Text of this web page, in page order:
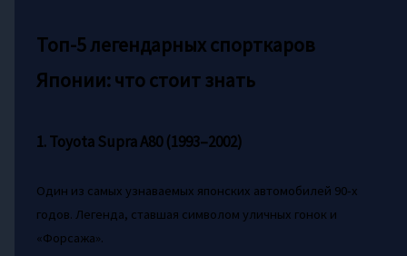
Топ-5 легендарных спорткаров
Японии: что стоит знать
1. Toyota Supra A80 (1993–2002)
Один из самых узнаваемых японских автомобилей 90-х
годов. Легенда, ставшая символом уличных гонок и
«Форсажа».